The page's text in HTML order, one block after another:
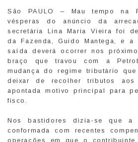
São PAULO – Mau tempo na
vésperas do anúncio da
secretária Lina Maria Vieira foi
da Fazenda, Guido Mantega, e a
saída deverá ocorrer nos
braço que travou com a
mudança do regime tributário
deixar de recolher tributos
apontada motivo principal para
fisco.
Nos bastidores dizia-se que a
conformada com recentes
operações em que o